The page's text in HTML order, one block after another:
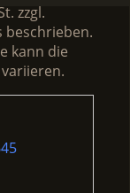
zzgl.
beschrieben.
kann die